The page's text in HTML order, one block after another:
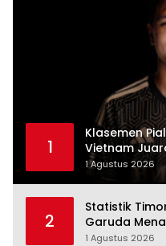
1
Klasemen
Vietnam
Indonesia
1 Agustus 2026
2
Statistik
Garuda
Angka Lebih
1 Agustus 2026